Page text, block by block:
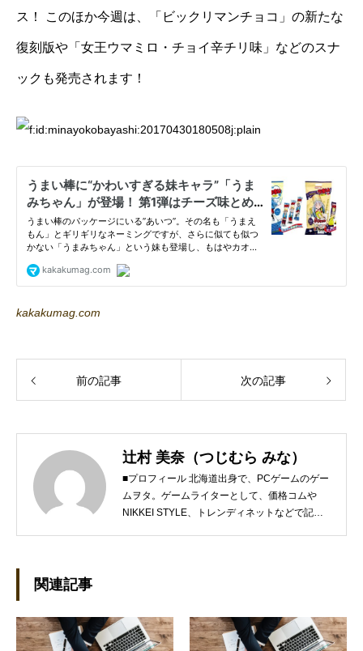
ス！ このほか今週は、「ビックリマンチョコ」の新たな
復刻版や「女王ウマミロ・チョイ辛チリ味」などのスナ
ックも発売されます！
kakakumag.com
前の記事 次の記事
辻村 美奈（つじむら みな）
■プロフィール 北海道出身で、PCゲームのゲー
ムヲタ。ゲームライターとして、価格コムや
NIKKEI STYLE、トレンディネットなどで記事
関連記事